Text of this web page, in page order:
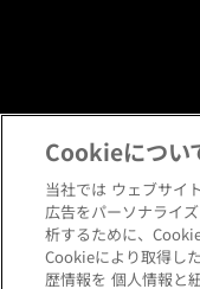
Cookieについ
当社では ウェブサイ
広告をパーソナライ
析するために、
Cookieにより取得し
歴情報を 個人情報と